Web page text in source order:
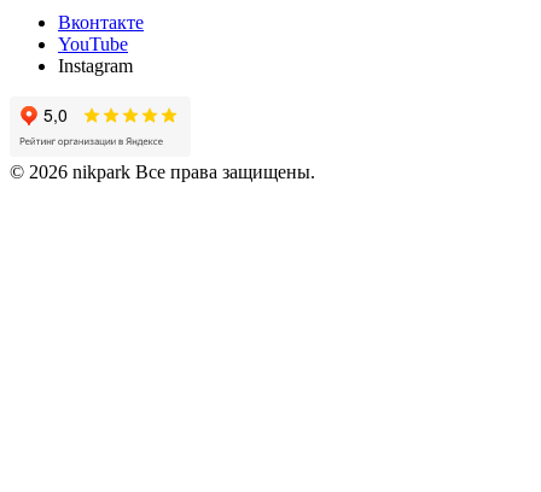
Вконтакте
YouTube
Instagram
© 2026 nikpark Все права защищены.